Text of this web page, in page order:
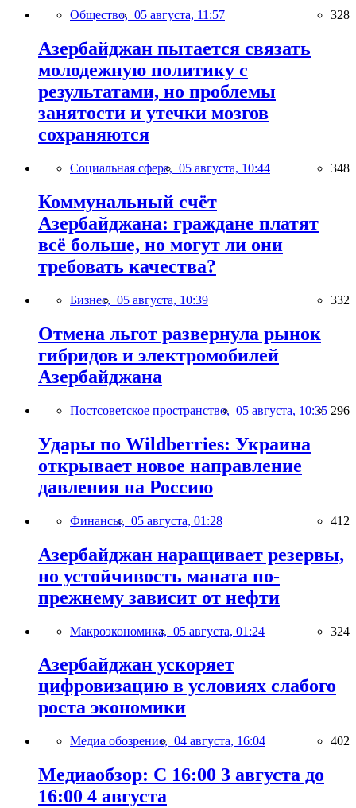
Общество, 05 августа, 11:57 328
Азербайджан пытается связать
молодежную политику с
результатами, но проблемы
занятости и утечки мозгов
сохраняются
Социальная сфера, 05 августа, 10:44 348
Коммунальный счёт
Азербайджана: граждане платят
всё больше, но могут ли они
требовать качества?
Бизнес, 05 августа, 10:39 332
Отмена льгот развернула рынок
гибридов и электромобилей
Азербайджана
Постсоветское пространство, 05 августа, 10:35 296
Удары по Wildberries: Украина
открывает новое направление
давления на Россию
Финансы, 05 августа, 01:28 412
Азербайджан наращивает резервы,
но устойчивость маната по-
прежнему зависит от нефти
Макроэкономика, 05 августа, 01:24 324
Азербайджан ускоряет
цифровизацию в условиях слабого
роста экономики
Медиа обозрение, 04 августа, 16:04 402
Медиаобзор: С 16:00 3 августа до
16:00 4 августа